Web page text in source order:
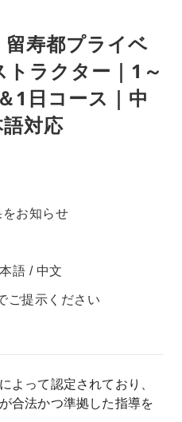
寿都プライベ
ラクター｜1～
1日コース｜中
対応
お知らせ
語 / 中文
ご提示ください
よって認定されており、
合法かつ準拠した指導を